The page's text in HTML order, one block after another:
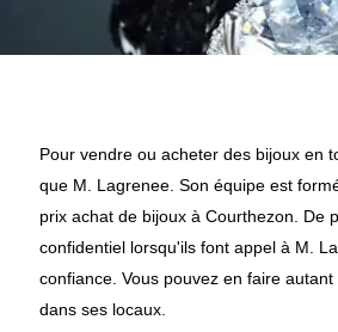
Pour vendre ou acheter des bijoux en
que M. Lagrenee. Son équipe est
prix achat de bijoux à Courthezon. De
confidentiel lorsqu'ils font appel à M.
confiance. Vous pouvez en faire
dans ses locaux.